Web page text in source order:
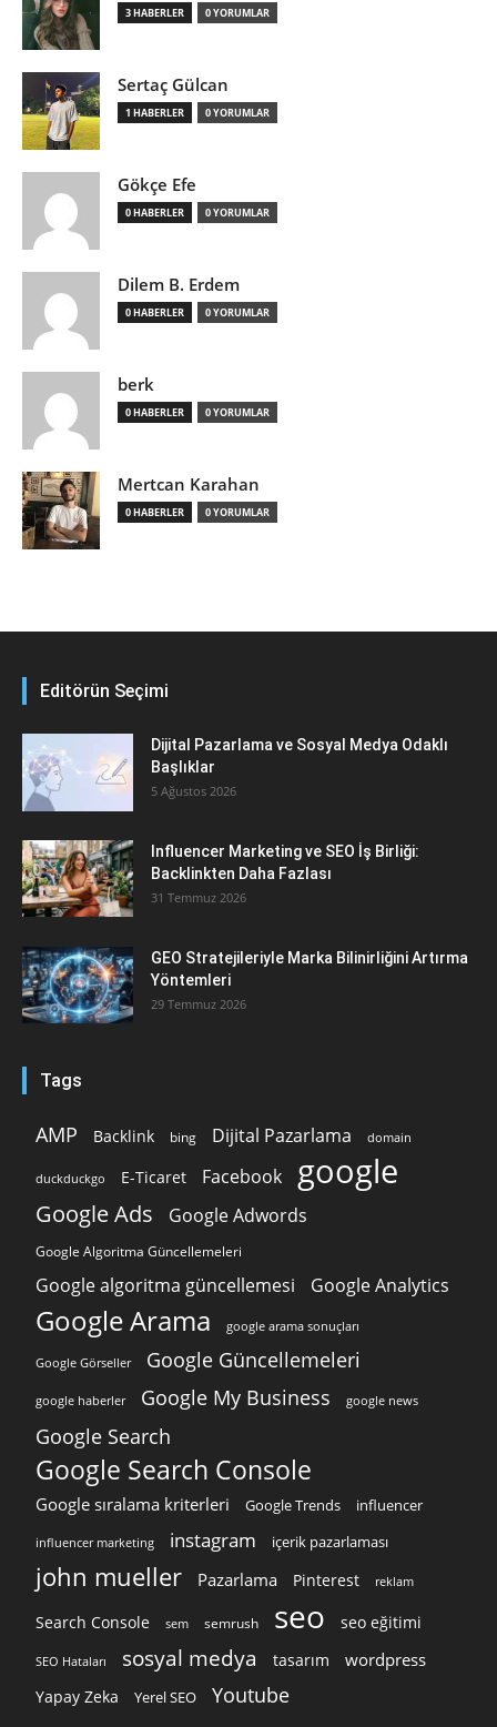
3 HABERLER 0 YORUMLAR
Sertaç Gülcan
1 HABERLER 0 YORUMLAR
Gökçe Efe
0 HABERLER 0 YORUMLAR
Dilem B. Erdem
0 HABERLER 0 YORUMLAR
berk
0 HABERLER 0 YORUMLAR
Mertcan Karahan
0 HABERLER 0 YORUMLAR
Editörün Seçimi
Dijital Pazarlama ve Sosyal Medya Odaklı
Başlıklar
5 Ağustos 2026
Influencer Marketing ve SEO İş Birliği:
Backlinkten Daha Fazlası
31 Temmuz 2026
GEO Stratejileriyle Marka Bilinirliğini Artırma
Yöntemleri
29 Temmuz 2026
Tags
AMP Backlink bing Dijital Pazarlama domain
duckduckgo E-Ticaret Facebook google
Google Ads Google Adwords
Google Algoritma Güncellemeleri
Google algoritma güncellemesi Google Analytics
Google Arama google arama sonuçları
Google Görseller Google Güncellemeleri
google haberler Google My Business google news
Google Search
Google Search Console
Google sıralama kriterleri Google Trends influencer
influencer marketing instagram içerik pazarlaması
john mueller Pazarlama Pinterest reklam
Search Console sem semrush seo seo eğitimi
SEO Hataları sosyal medya tasarım wordpress
Yapay Zeka Yerel SEO Youtube